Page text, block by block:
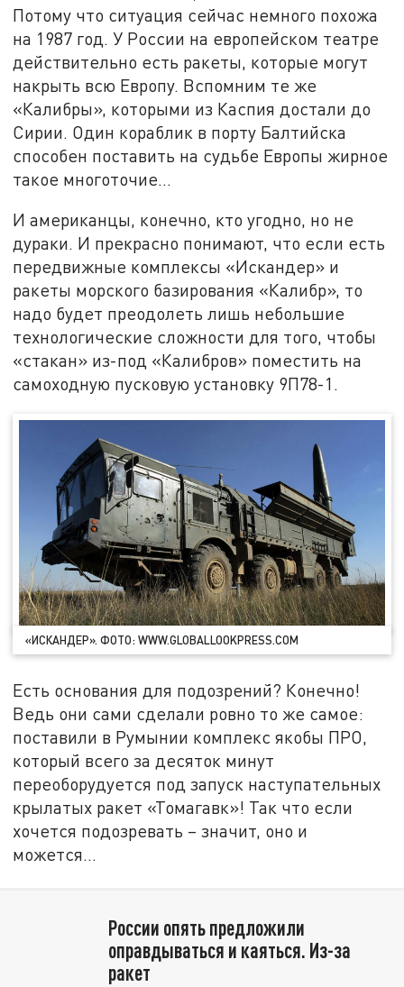
Потому что ситуация сейчас немного похожа
на 1987 год. У России на европейском театре
действительно есть ракеты, которые могут
накрыть всю Европу. Вспомним те же
«Калибры», которыми из Каспия достали до
Сирии. Один кораблик в порту Балтийска
способен поставить на судьбе Европы жирное
такое многоточие…
И американцы, конечно, кто угодно, но не
дураки. И прекрасно понимают, что если есть
передвижные комплексы «Искандер» и
ракеты морского базирования «Калибр», то
надо будет преодолеть лишь небольшие
технологические сложности для того, чтобы
«стакан» из-под «Калибров» поместить на
самоходную пусковую установку 9П78-1.
«ИСКАНДЕР». ФОТО: WWW.GLOBALLOOKPRESS.COM
Есть основания для подозрений? Конечно!
Ведь они сами сделали ровно то же самое:
поставили в Румынии комплекс якобы ПРО,
который всего за десяток минут
переоборудуется под запуск наступательных
крылатых ракет «Томагавк»! Так что если
хочется подозревать – значит, оно и
можется…
России опять предложили
оправдываться и каяться. Из-за
ракет